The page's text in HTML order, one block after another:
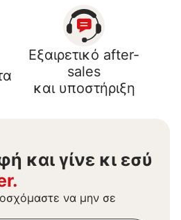
Εξαιρετικό after-
sales
και υποστήριξη
και γίνε κι εσύ
να μην σε